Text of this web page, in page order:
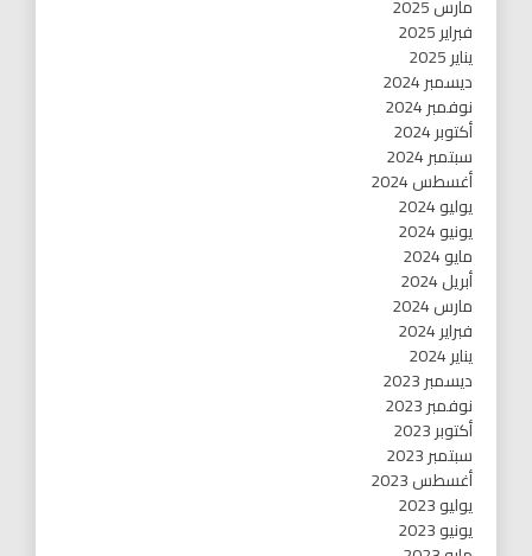
مارس 2025
فبراير 2025
يناير 2025
ديسمبر 2024
نوفمبر 2024
أكتوبر 2024
سبتمبر 2024
أغسطس 2024
يوليو 2024
يونيو 2024
مايو 2024
أبريل 2024
مارس 2024
فبراير 2024
يناير 2024
ديسمبر 2023
نوفمبر 2023
أكتوبر 2023
سبتمبر 2023
أغسطس 2023
يوليو 2023
يونيو 2023